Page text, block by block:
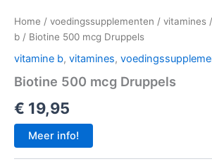
Home / voedingssupplementen / vitamines /
b / Biotine 500 mcg Druppels
vitamine b, vitamines,
Biotine 500 mcg Druppels
€ 19,95
Meer info!